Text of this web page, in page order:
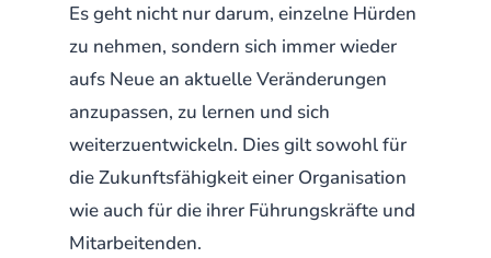
Es geht nicht nur darum, einzelne Hürden
zu nehmen, sondern sich immer wieder
aufs Neue an aktuelle Veränderungen
anzupassen, zu lernen und sich
weiterzuentwickeln. Dies gilt sowohl für
die Zukunftsfähigkeit einer Organisation
wie auch für die ihrer Führungskräfte und
Mitarbeitenden.